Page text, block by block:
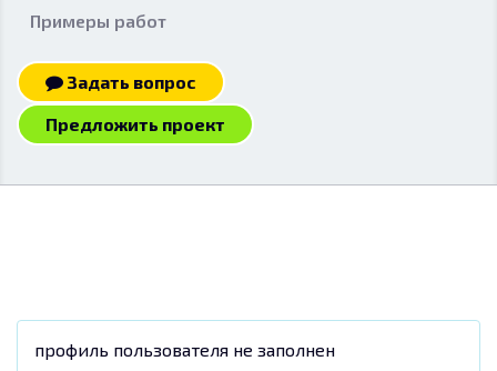
Примеры работ
Задать вопрос
Предложить проект
профиль пользователя не заполнен